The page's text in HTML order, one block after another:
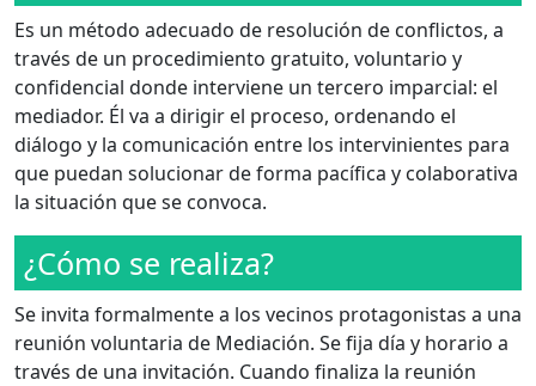
Es un método adecuado de resolución de conflictos, a
través de un procedimiento gratuito, voluntario y
confidencial donde interviene un tercero imparcial: el
mediador. Él va a dirigir el proceso, ordenando el
diálogo y la comunicación entre los intervinientes para
que puedan solucionar de forma pacífica y colaborativa
la situación que se convoca.
¿Cómo se realiza?
Se invita formalmente a los vecinos protagonistas a una
reunión voluntaria de Mediación. Se fija día y horario a
través de una invitación. Cuando finaliza la reunión